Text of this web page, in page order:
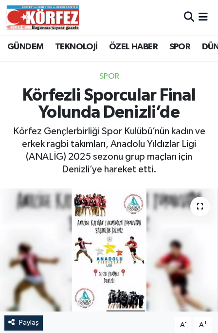
GÜNDEM TEKNOLOJİ ÖZEL HABER SPOR
SPOR
Körfezli Sporcular Final
Yolunda Denizli’de
Körfez Gençlerbirliği Spor Kulübü’nün kadın ve
erkek ragbi takımları, Anadolu Yıldızlar Ligi
(ANALİG) 2025 sezonu grup maçları için
Denizli’ye hareket etti.
Paylaş A- A+
Trafik Durumu
Süper Lig Puan Durumu ve Fikstür
Tüm Manşetler
Son Dakika Haberleri
Haber Arşivi